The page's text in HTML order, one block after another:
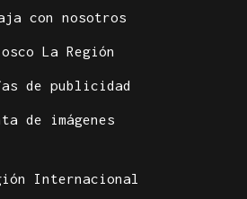
con nosotros
La Región
de publicidad
de imágenes
Internacional